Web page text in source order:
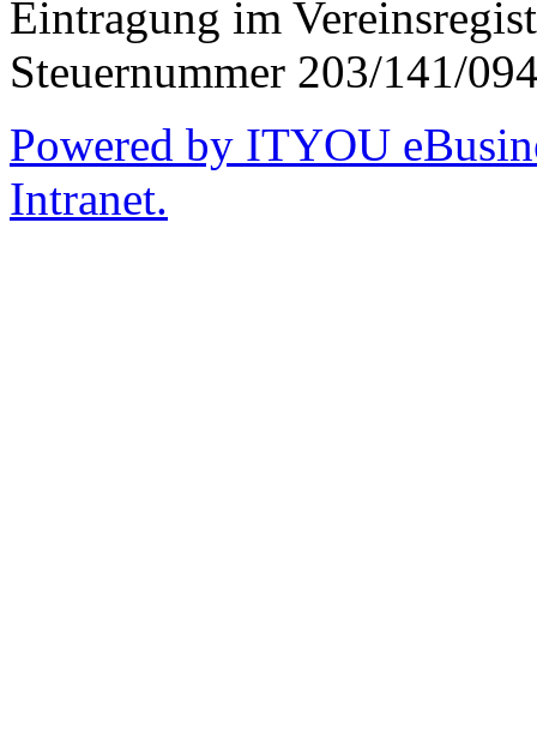
Eintragung im
Steuernummer 203/141/
Powered by ITYOU
Intranet.